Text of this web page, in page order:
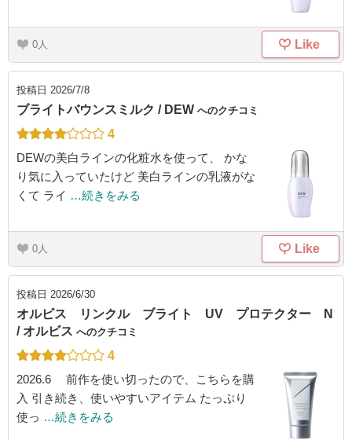
0 Like
投稿日 2026/7/8
ブライトバウンスミルク / DEW へのクチコミ
4
DEWの美白ラインの化粧水を使って、 かな
り気に入っていたけど 美白ラインの乳液がな
くて ライ …続きをみる
0 Like
投稿日 2026/6/30
オルビス リンクル ブライト UV プロテクター N
/ オルビス へのクチコミ
4
2026.6 前作を使い切ったので、こちらを購
入 引き続き、使いやすいアイテム たっぷり
使っ …続きをみる